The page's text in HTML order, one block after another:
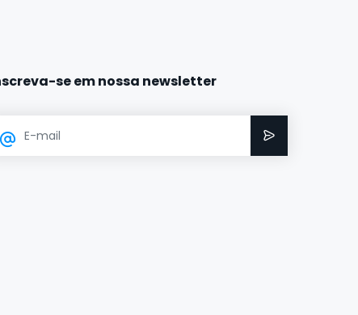
se em nossa newsletter